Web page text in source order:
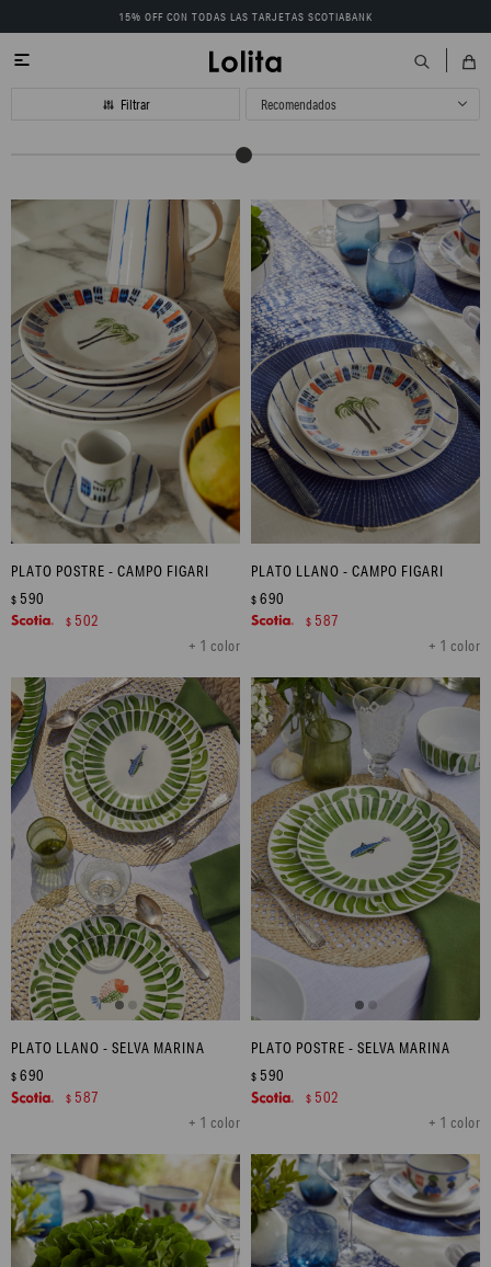
15% OFF CON TODAS LAS TARJETAS SCOTIABANK

Recomendados
PLATO POSTRE - CAMPO FIGARI
+ 1 color
$ 590
$ 502
PLATO LLANO - CAMPO FIGARI
+ 1 color
$ 690
$ 587
PLATO LLANO - SELVA MARINA
+ 1 color
$ 690
$ 587
PLATO POSTRE - SELVA MARINA
+ 1 color
$ 590
$ 502